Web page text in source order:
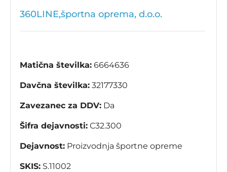
360LINE,športna oprema, d.o.o.
Matična številka: 6664636
Davčna številka: 32177330
Zavezanec za DDV: Da
Šifra dejavnosti: C32.300
Dejavnost: Proizvodnja športne opreme
SKIS: S.11002